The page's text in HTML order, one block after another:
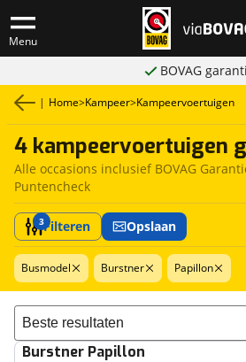
Menu
BOVAG
| Home>Kampeer>Kampeervoertuigen
4 kampeervoertuigen
Alle occasions inclusief BOVAG
Puntencheck
3Filteren Opslaan
Busmodel Burstner Papillon
Sorteer resultaten
Burstner Papillon